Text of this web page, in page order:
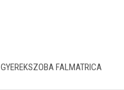
GYEREKSZOBA FALMATRICA